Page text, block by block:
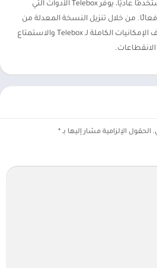
سواء كنت محترفًا، طالبًا، أو مستخدمًا عاديًا، يوفر Telebox الأدوات التي
من خلال تنزيل النسخة المعدلة من
الرابط المقدم، يمكنك استكشاف الإمكانيات الكاملة لـ Telebox والاستمتاع
الحقول الإلزامية مشار إليها بـ *